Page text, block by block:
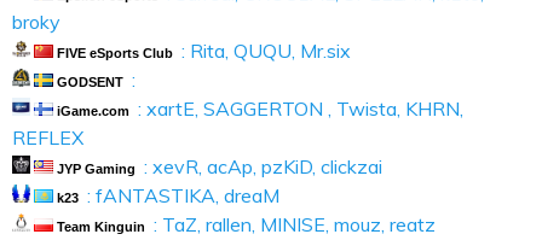
broky
FIVE eSports Club : Rita, QUQU, Mr.six
GODSENT :
iGame.com : xartE, SAGGERTON , Twista, KHRN,
REFLEX
JYP Gaming : xevR, acAp, pzKiD, clickzai
k23 : fANTASTIKA, dreaM
Team Kinguin : TaZ, rallen, MINISE, mouz, reatz